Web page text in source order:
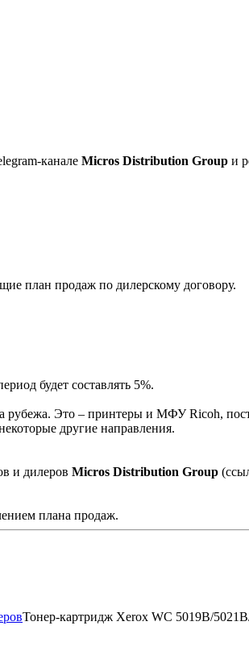
канале Micros Distribution Group и
план продаж по дилерскому договору.
будет составлять 5%.
Это – принтеры и МФУ Ricoh,
другие направления.
и дилеров Micros Distribution Group
плана продаж.
Тонер-картридж Xerox WC 5019B/